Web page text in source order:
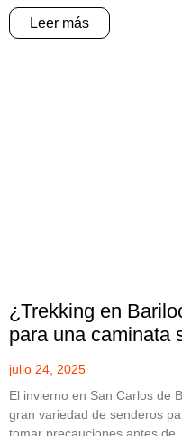
Leer más
¿Trekking en
para una caminata
julio 24, 2025
El invierno en San Carlos de
gran variedad de senderos